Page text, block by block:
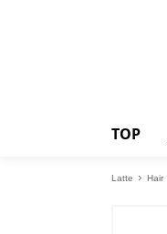
TOP
Latte Hair